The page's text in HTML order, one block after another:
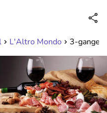
Erreichbar bis 23:00 Uhr
L'Altro Mondo 3-